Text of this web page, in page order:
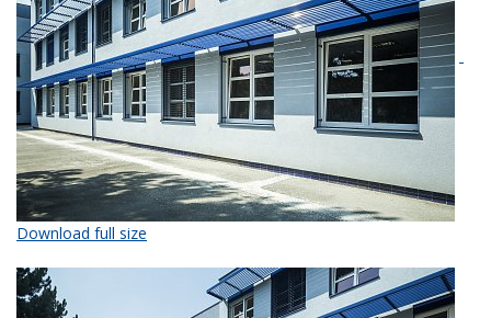
Download full size